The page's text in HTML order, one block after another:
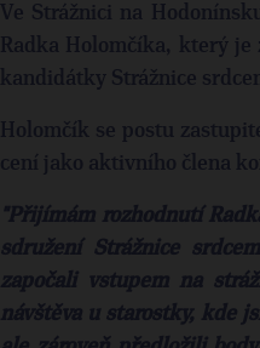
Ve Strážnici na
Radka Holomčíka, který je
kandidátky Strážnice
Holomčík se postu
cení jako aktivního člena
"Přijímám rozhodnutí
sdružení Strážnice
započali vstupem na
návštěva u starostky, kde